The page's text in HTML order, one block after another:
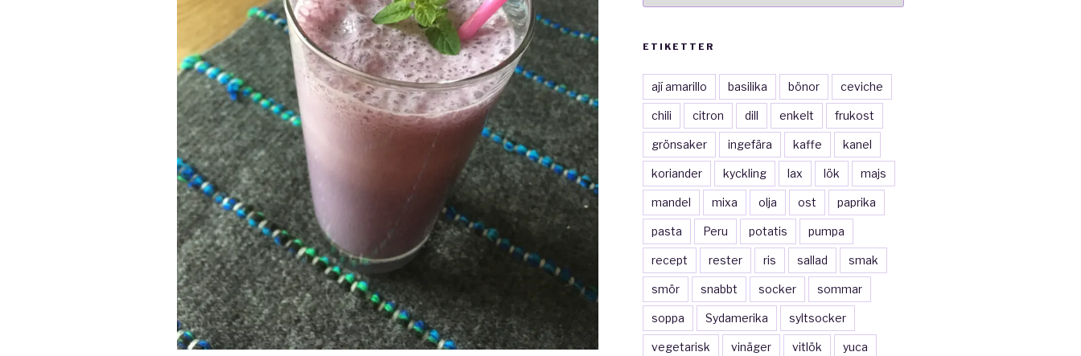
ETIKETTER
ají amarillo basilika bönor ceviche
chili citron dill enkelt frukost
grönsaker ingefära kaffe kanel
koriander kyckling lax lök majs
mandel mixa olja ost paprika
pasta Peru potatis pumpa
recept rester ris sallad smak
smör snabbt socker sommar
soppa Sydamerika syltsocker
vegetarisk vinäger vitlök yuca